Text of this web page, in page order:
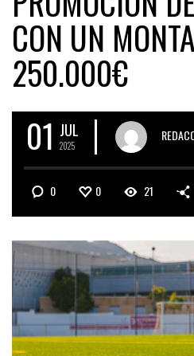
CON UN
250.000€
01 JUL
2025
0 0 21